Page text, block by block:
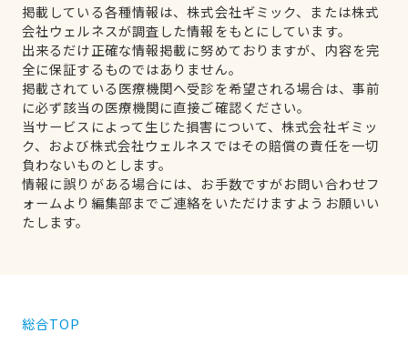
掲載している各種情報は、株式会社ギミック、または株式
会社ウェルネスが調査した情報をもとにしています。
出来るだけ正確な情報掲載に努めておりますが、内容を完
全に保証するものではありません。
掲載されている医療機関へ受診を希望される場合は、事前
に必ず該当の医療機関に直接ご確認ください。
当サービスによって生じた損害について、株式会社ギミッ
ク、および株式会社ウェルネスではその賠償の責任を一切
負わないものとします。
情報に誤りがある場合には、お手数ですがお問い合わせフ
ォームより編集部までご連絡をいただけますようお願いい
たします。
総合TOP